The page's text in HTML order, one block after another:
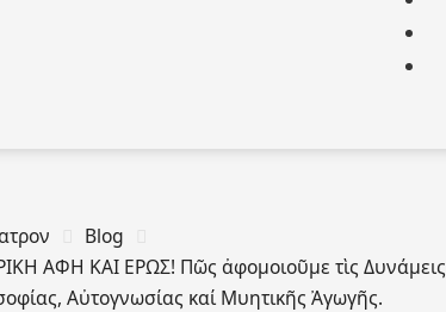
Blog
ΑΦΗ ΚΑΙ ΕΡΩΣ! Πῶς ἀφομοιοῦμε τὶς
Αὐτογνωσίας καί Μυητικῆς Ἀγωγῆς.